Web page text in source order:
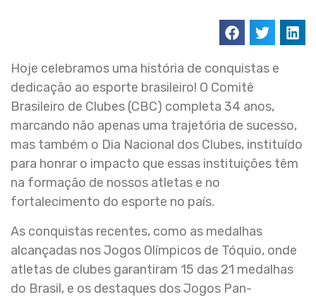
Hoje celebramos uma história de conquistas e
dedicação ao esporte brasileiro! O Comitê
Brasileiro de Clubes (CBC) completa 34 anos,
marcando não apenas uma trajetória de sucesso,
mas também o Dia Nacional dos Clubes, instituído
para honrar o impacto que essas instituições têm
na formação de nossos atletas e no
fortalecimento do esporte no país.
As conquistas recentes, como as medalhas
alcançadas nos Jogos Olímpicos de Tóquio, onde
atletas de clubes garantiram 15 das 21 medalhas
do Brasil, e os destaques dos Jogos Pan-